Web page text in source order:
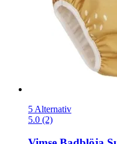
5 Alternativ
5.0 (2)